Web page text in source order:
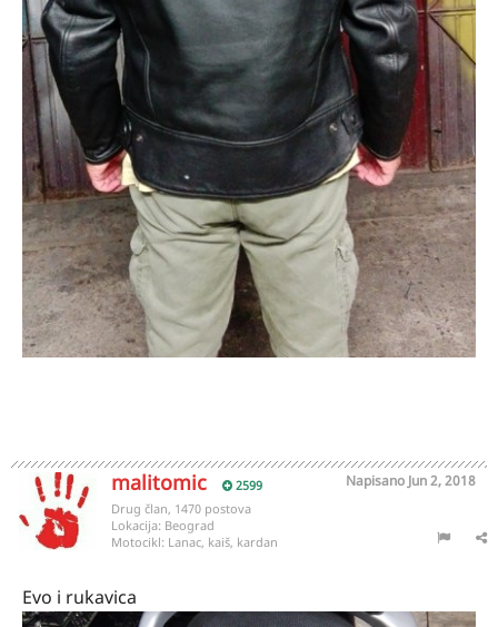
malitomic 2599 Napisano Jun 2, 2018
Drug član, 1470 postova
Lokacija: Beograd
Motocikl: Lanac, kaiš, kardan
Evo i rukavica